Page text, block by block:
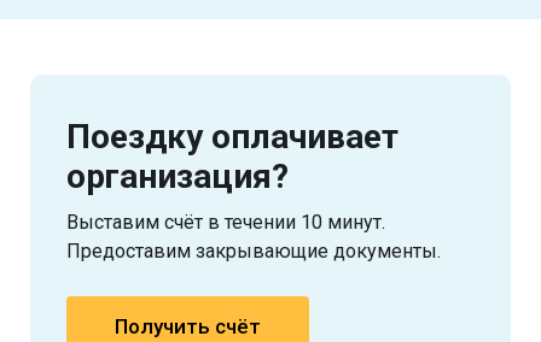
Поездку оплачивает
организация?
Выставим счёт в течении 10 минут.
Предоставим закрывающие документы.
Получить счёт